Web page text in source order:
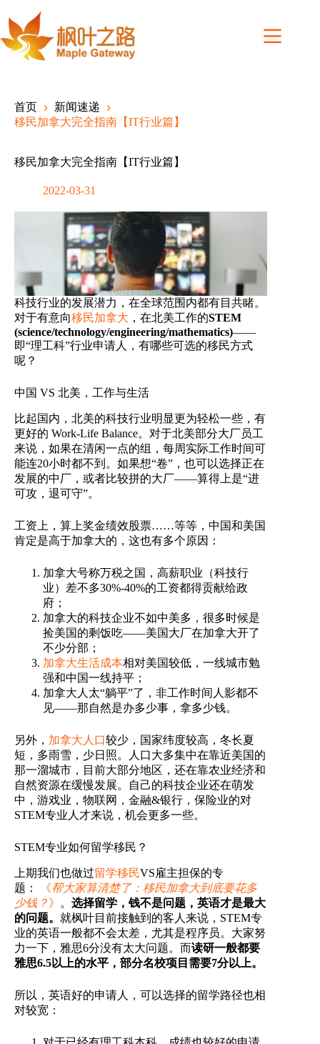
content
首页
新闻速递
移民加拿大完全指南【IT行业篇】
移民加拿大完全指南【IT行业篇】
2022-03-31
科技行业的发展潜力，在全球范围内都有目共睹。
对于有意向移民加拿大 ，在北美工作的STEM
(science/technology/engineering/mathematics)——
即“理工科”行业申请人，有哪些可选的移民方式
呢？
中国 VS 北美，工作与生活
比起国内，北美的科技行业明显更为轻松一些，有
更好的 Work-Life Balance。对于北美部分大厂员工
来说，如果在清闲一点的组，每周实际工作时间可
能连20小时都不到。如果想“卷”，也可以选择正在
发展的中厂，或者比较拼的大厂——算得上是“进
可攻，退可守”。
工资上，算上奖金绩效股票……等等，中国和美国
肯定是高于加拿大的，这也有多个原因：
加拿大号称万税之国，高薪职业（科技行
业）差不多30%-40%的工资都得贡献给政
府；
加拿大的科技企业不如中美多，很多时候是
捡美国的剩饭吃——美国大厂在加拿大开了
不少分部；
加拿大生活成本相对美国较低，一线城市勉
强和中国一线持平；
加拿大人太“躺平”了，非工作时间人影都不
见——那自然是办多少事，拿多少钱。
另外， 加拿大人口较少，国家纬度较高，冬长夏
短，多雨雪，少日照。人口大多集中在靠近美国的
那一溜城市，目前大部分地区，还在靠农业经济和
自然资源在缓慢发展。自己的科技企业还在萌发
中，游戏业，物联网，金融&银行，保险业的对
STEM专业人才来说，机会更多一些。
STEM专业如何留学移民？
上期我们也做过留学移民VS雇主担保的专
题：
《帮大家算清楚了：移民加拿大到底要花多
少钱？》 。 选择留学，钱不是问题，英语才是最大
的问题。 就枫叶目前接触到的客人来说，STEM专
业的英语一般都不会太差，尤其是程序员。大家努
力一下，雅思6分没有太大问题。而读研一般都要
雅思6.5以上的水平，部分名校项目需要7分以上。
所以，英语好的申请人，可以选择的留学路径也相
对较宽：